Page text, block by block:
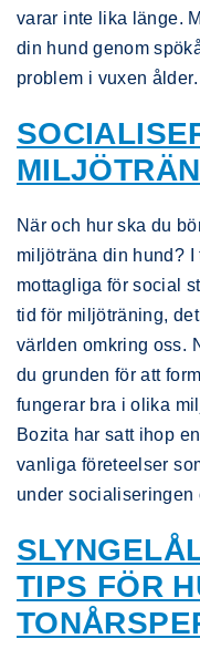
varar inte lika länge.
din hund genom
problem i vuxen ålder.
När och hur ska du
miljöträna din hund?
mottagliga för social
tid för miljöträning,
världen omkring oss.
du grunden för att
fungerar bra i olika
Bozita har satt ihop
vanliga företeelser
under socialiseringen
TIPS FÖR